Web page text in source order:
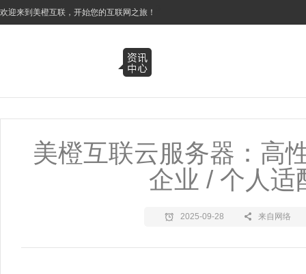
欢迎来到美橙互联，开始您的互联网之旅！
美橙互联云服务器：高
企业 / 个人适
2025-09-28 来自网络